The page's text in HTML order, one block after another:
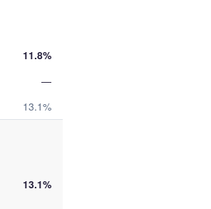
11.8%
—
13.1%
13.1%